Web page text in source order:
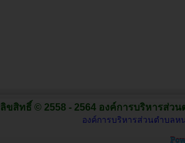
ลิขสิทธิ์ © 2558 - 2564 องค์การบริหารส่ว
องค์การบริหารส่วนตำบลห